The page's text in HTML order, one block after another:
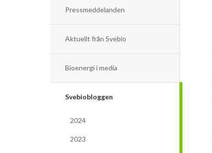
Pressmeddelanden
Aktuellt från Svebio
Bioenergi i media
Svebiobloggen
2024
2023